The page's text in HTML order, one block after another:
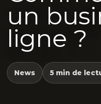
un
ligne ?
News 5 min de